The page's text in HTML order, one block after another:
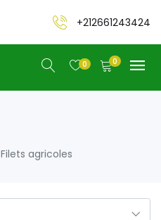
+212661243424
0 0
Filets agricoles